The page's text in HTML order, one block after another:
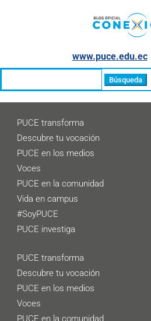
www.puce.edu.ec│
PUCE transforma
Descubre tu vocación
PUCE en los medios
Voces
PUCE en la comunidad
Vida en campus
#SoyPUCE
PUCE investiga
PUCE transforma
Descubre tu vocación
PUCE en los medios
Voces
PUCE en la comunidad